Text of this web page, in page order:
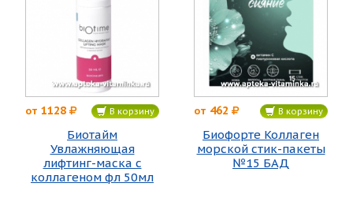
от 1128 В корзину
Биотайм
Увлажняющая
лифтинг-маска с
коллагеном фл 50мл
от 462 В корзину
Биофорте Коллаген
морской стик-пакеты
№15 БАД